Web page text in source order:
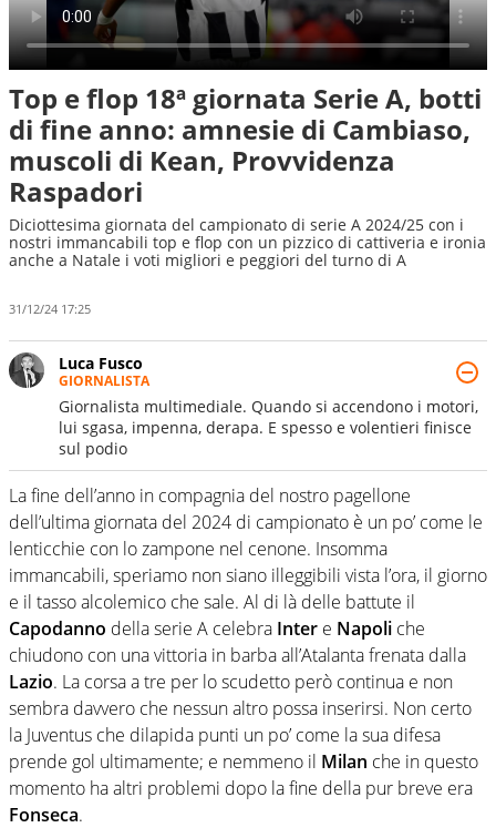
Top e flop 18ª giornata Serie A, botti
di fine anno: amnesie di Cambiaso,
muscoli di Kean, Provvidenza
Raspadori
Diciottesima giornata del campionato di serie A 2024/25 con i
nostri immancabili top e flop con un pizzico di cattiveria e ironia
anche a Natale i voti migliori e peggiori del turno di A
31/12/24 17:25
Luca Fusco
GIORNALISTA
Giornalista multimediale. Quando si accendono i motori,
lui sgasa, impenna, derapa. E spesso e volentieri finisce
sul podio
La fine dell’anno in compagnia del nostro pagellone
dell’ultima giornata del 2024 di campionato è un po’ come le
lenticchie con lo zampone nel cenone. Insomma
immancabili, speriamo non siano illeggibili vista l’ora, il giorno
e il tasso alcolemico che sale. Al di là delle battute il
Capodanno della serie A celebra Inter e Napoli che
chiudono con una vittoria in barba all’Atalanta frenata dalla
Lazio. La corsa a tre per lo scudetto però continua e non
sembra davvero che nessun altro possa inserirsi. Non certo
la Juventus che dilapida punti un po’ come la sua difesa
prende gol ultimamente; e nemmeno il Milan che in questo
momento ha altri problemi dopo la fine della pur breve era
Fonseca.